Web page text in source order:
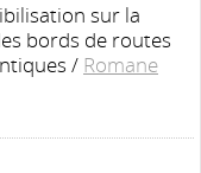
sur la
bords de routes
/ Romane